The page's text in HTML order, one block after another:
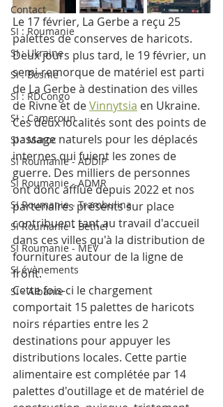
Contact
SI : Roumanie
SI : Ukraine
SI : Bosnie
SI : RDCongo
SI : Cameroun
SI : Maroc
SI Roumanie - ADDIP
SI Roumanie - ADMR
SI Roumanie - Trambulina
SI Roumanie - Bethel
SI Roumanie - MEV
SI évènements
SI - Albanie
Le 17 février, La Gerbe a reçu 25
palettes de conserves de haricots.
Deux jours plus tard, le 19 février, un
semi-remorque de matériel est parti
de La Gerbe à destination des villes
de Rivne et de Vinnytsia en Ukraine.
Ces deux localités sont des points de
passage naturels pour les déplacés
internes qui fuient les zones de
guerre. Des milliers de personnes
ont donc afflué depuis 2022 et nos
partenaires présents sur place
contribuent tant au travail d'accueil
dans ces villes qu'à la distribution de
fournitures autour de la ligne de
front.
Cette fois-ci le chargement
comportait 15 palettes de haricots
noirs réparties entre les 2
destinations pour appuyer les
distributions locales. Cette partie
alimentaire est complétée par 14
palettes d'outillage et de matériel de